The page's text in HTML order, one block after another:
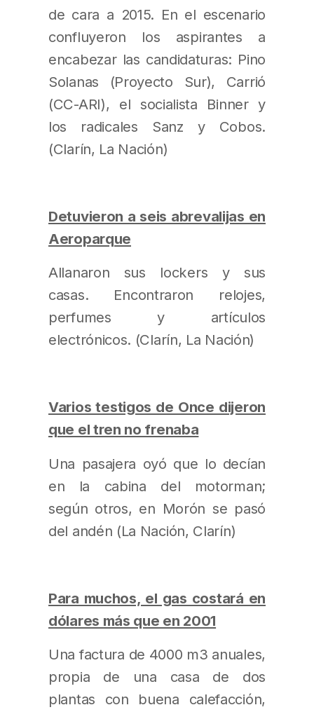
de cara a 2015. En el escenario
confluyeron los aspirantes a
encabezar las candidaturas: Pino
Solanas (Proyecto Sur), Carrió
(CC-ARI), el socialista Binner y
los radicales Sanz y Cobos.
(Clarín, La Nación)
Detuvieron a seis abrevalijas en
Aeroparque
Allanaron sus lockers y sus
casas. Encontraron relojes,
perfumes y artículos
electrónicos. (Clarín, La Nación)
Varios testigos de Once dijeron
que el tren no frenaba
Una pasajera oyó que lo decían
en la cabina del motorman;
según otros, en Morón se pasó
del andén (La Nación, Clarín)
Para muchos, el gas costará en
dólares más que en 2001
Una factura de 4000 m3 anuales,
propia de una casa de dos
plantas con buena calefacción,